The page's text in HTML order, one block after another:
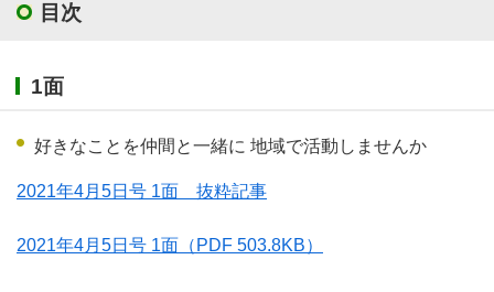
目次
1面
好きなことを仲間と一緒に 地域で活動しませんか
2021年4月5日号 1面 抜粋記事
2021年4月5日号 1面 （PDF 503.8KB）